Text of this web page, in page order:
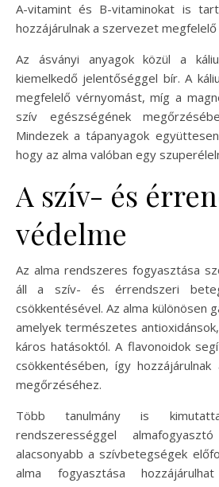
A-vitamint és B-vitaminokat is
hozzájárulnak a szervezet
Az ásványi anyagok közül a
kiemelkedő jelentőséggel bír. A
megfelelő vérnyomást, míg a
szív egészségének
Mindezek a tápanyagok
hogy az alma valóban egy
A szív- és
védelme
Az alma rendszeres fogyasztása
áll a szív- és érrendszeri
csökkentésével. Az alma különösen
amelyek természetes
káros hatásoktól. A flavonoidok
csökkentésében, így
megőrzéséhez.
Több tanulmány is
rendszerességgel
alacsonyabb a szívbetegségek
alma fogyasztása